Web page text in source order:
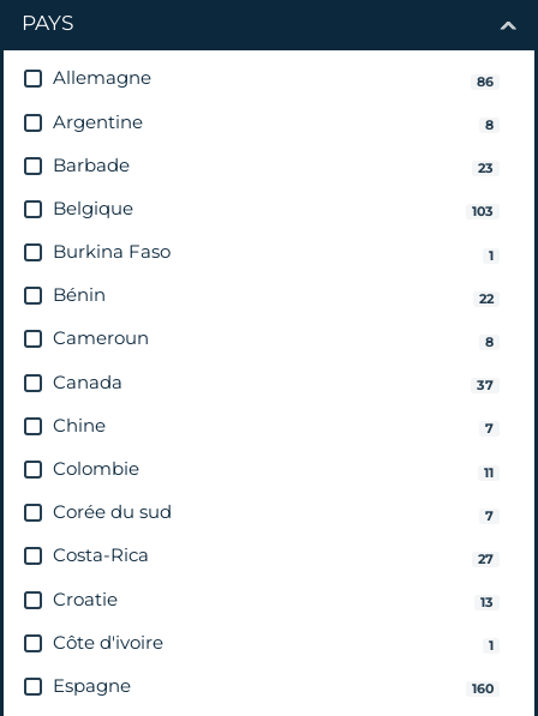
PAYS
Allemagne 86
Argentine 8
Barbade 23
Belgique 103
Burkina Faso 1
Bénin 22
Cameroun 8
Canada 37
Chine 7
Colombie 11
Corée du sud 7
Costa-Rica 27
Croatie 13
Côte d'ivoire 1
Espagne 160